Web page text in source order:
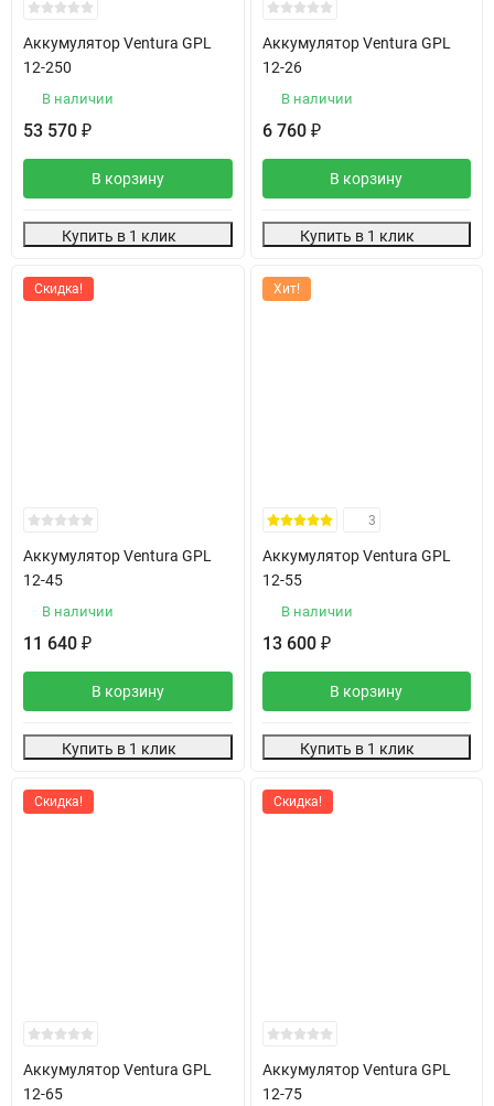
Аккумулятор Ventura GPL
12-250
В наличии
53 570 ₽
В корзину
Купить в 1 клик
Аккумулятор Ventura GPL
12-26
В наличии
6 760 ₽
В корзину
Купить в 1 клик
Скидка!
Аккумулятор Ventura GPL
12-45
В наличии
11 640 ₽
В корзину
Купить в 1 клик
Хит!
3
Аккумулятор Ventura GPL
12-55
В наличии
13 600 ₽
В корзину
Купить в 1 клик
Скидка!
Аккумулятор Ventura GPL
12-65
Скидка!
Аккумулятор Ventura GPL
12-75